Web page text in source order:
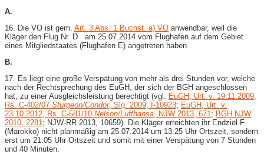
A.
16. Die VO ist gem. Art. 3 Abs. 1 Buchst. a) VO anwendbar, weil die
Kläger den Flug Nr. D am 25.07.2014 vom Flughafen auf dem Gebiet
eines Mitgliedstaates (Flughafen E) angetreten haben.
B.
17. Es liegt eine große Verspätung von mehr als drei Stunden vor, welche
nach der Rechtsprechung des EuGH, der sich der BGH angeschlossen
hat, zu einer Ausgleichsleistung berechtigt (vgl. EuGH, Urt. v. 19.11.2009,
Rs. C-402/07 Sturgeon/Condor, Slg. 2009, I-10923; EuGH, Urt. v.
23.10.2012, Rs. C-581/10 Nelson/Lufthansa , NJW 2013, 671 ; BGH NJW
2010, 2281 ; NJW-RR 2013, 10659). Die Kläger erreichten ihr Endziel F
(Marokko) nicht planmäßig am 25.07.2014 um 13:25 Uhr Ortszeit, sondern
erst um 21:05 Uhr Ortszeit und somit mit einer Verspätung von 7 Stunden
und 40 Minuten.